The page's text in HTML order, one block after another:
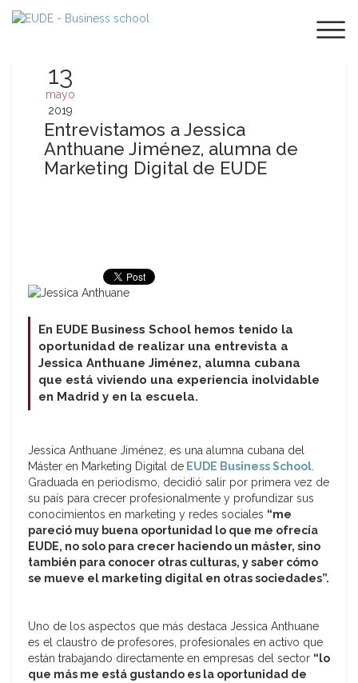
13
mayo
2019
Entrevistamos a Jessica
Anthuane Jiménez, alumna de
Marketing Digital de EUDE
En EUDE Business School hemos tenido la
oportunidad de realizar una entrevista a
Jessica Anthuane Jiménez, alumna cubana
que está viviendo una experiencia inolvidable
en Madrid y en la escuela.
Jessica Anthuane Jiménez, es una alumna cubana del
Máster en Marketing Digital de EUDE Business School
Graduada en periodismo, decidió salir por primera vez de
su país para crecer profesionalmente y profundizar sus
conocimientos en marketing y redes sociales “me
pareció muy buena oportunidad lo que me ofrecía
EUDE, no solo para crecer haciendo un máster, sino
también para conocer otras culturas, y saber cómo
se mueve el marketing digital en otras sociedades”.
Uno de los aspectos que más destaca Jessica Anthuane
es el claustro de profesores, profesionales en activo que
están trabajando directamente en empresas del sector “lo
que más me está gustando es la oportunidad de